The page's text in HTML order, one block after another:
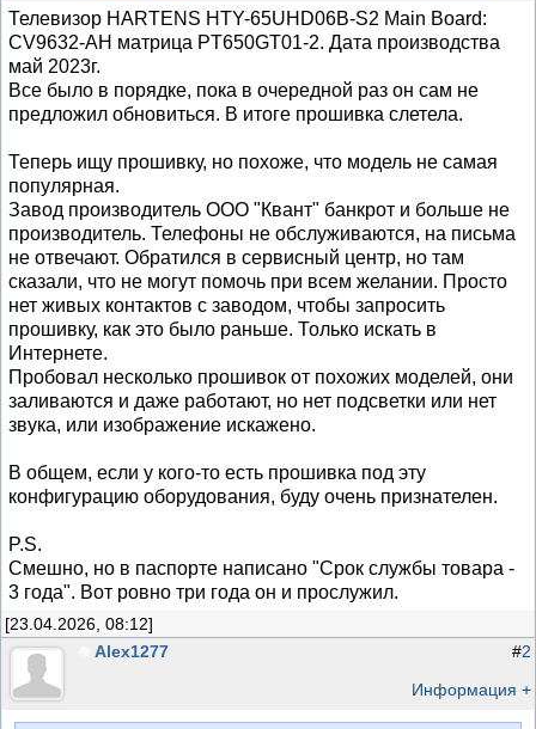
Телевизор HARTENS HTY-65UHD06B-S2 Main Board:
CV9632-AH матрица PT650GT01-2. Дата производства
май 2023г.
Все было в порядке, пока в очередной раз он сам не
предложил обновиться. В итоге прошивка слетела.
Теперь ищу прошивку, но похоже, что модель не самая
популярная.
Завод производитель ООО "Квант" банкрот и больше не
производитель. Телефоны не обслуживаются, на письма
не отвечают. Обратился в сервисный центр, но там
сказали, что не могут помочь при всем желании. Просто
нет живых контактов с заводом, чтобы запросить
прошивку, как это было раньше. Только искать в
Интернете.
Пробовал несколько прошивок от похожих моделей, они
заливаются и даже работают, но нет подсветки или нет
звука, или изображение искажено.
В общем, если у кого-то есть прошивка под эту
конфигурацию оборудования, буду очень признателен.
P.S.
Смешно, но в паспорте написано "Срок службы товара -
3 года". Вот ровно три года он и прослужил.
[23.04.2026, 08:12]
Alex1277
#2
Информация +